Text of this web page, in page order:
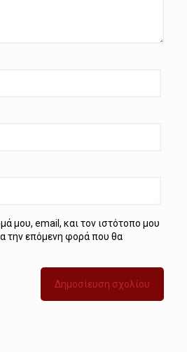
μου, email, και τον ιστότοπο μου
την επόμενη φορά που θα